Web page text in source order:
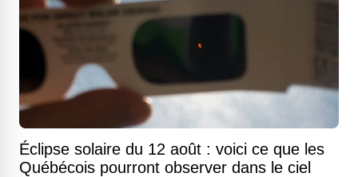
Éclipse solaire du 12 août : voici ce que les
Québécois pourront observer dans le ciel